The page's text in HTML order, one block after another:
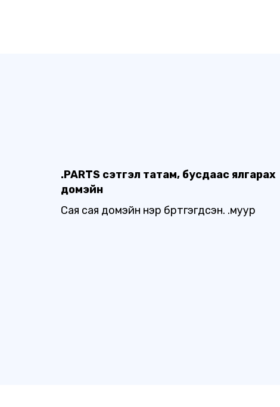
.PARTS сэтгэл татам, бусдаас ялгарах
домэйн
Сая сая домэйн нэр бүртгэгдсэн. .муур